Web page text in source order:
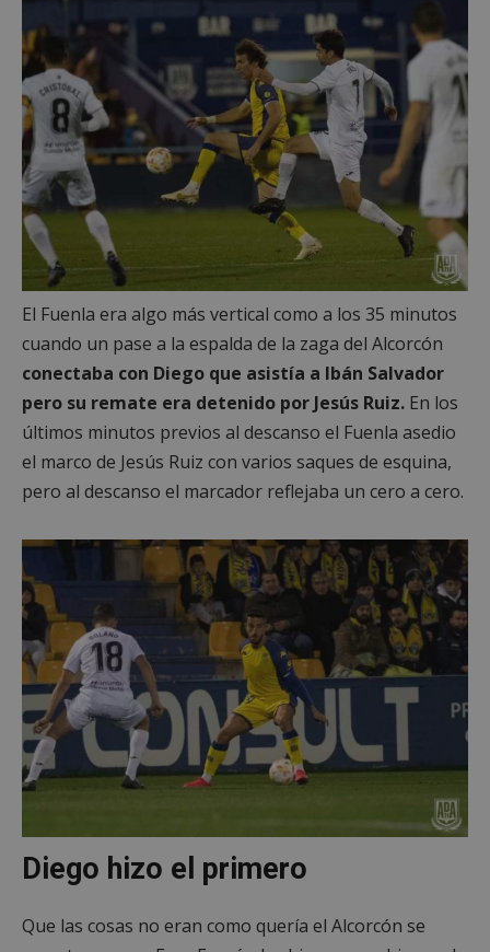
El Fuenla era algo más vertical como a los 35 minutos
cuando un pase a la espalda de la zaga del Alcorcón
conectaba con Diego que asistía a Ibán Salvador
pero su remate era detenido por Jesús Ruiz. En los
últimos minutos previos al descanso el Fuenla asedio
el marco de Jesús Ruiz con varios saques de esquina,
pero al descanso el marcador reflejaba un cero a cero.
Diego hizo el primero
Que las cosas no eran como quería el Alcorcón se